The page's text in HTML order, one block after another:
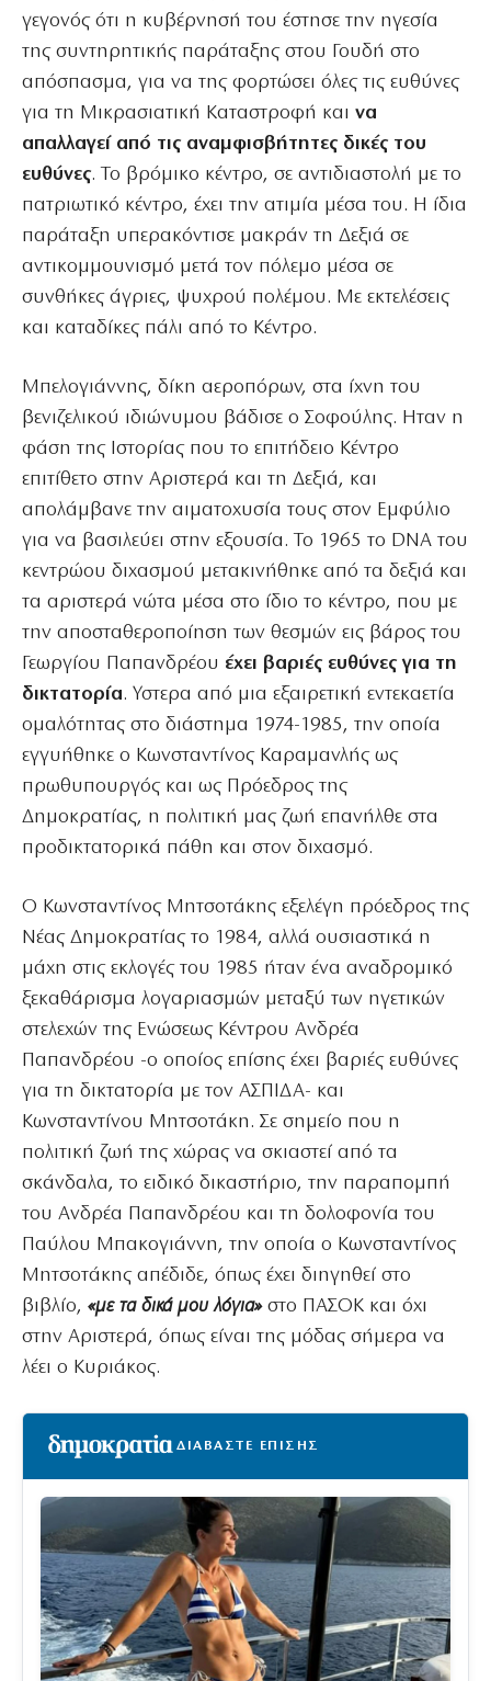
γεγονός ότι η κυβέρνησή του έστησε την ηγεσία
της συντηρητικής παράταξης στου Γουδή στο
απόσπασμα, για να της φορτώσει όλες τις ευθύνες
για τη Μικρασιατική Καταστροφή και να
απαλλαγεί από τις αναμφισβήτητες δικές του
ευθύνες. Το βρόμικο κέντρο, σε αντιδιαστολή με το
πατριωτικό κέντρο, έχει την ατιμία μέσα του. Η ίδια
παράταξη υπερακόντισε μακράν τη Δεξιά σε
αντικομμουνισμό μετά τον πόλεμο μέσα σε
συνθήκες άγριες, ψυχρού πολέμου. Με εκτελέσεις
και καταδίκες πάλι από το Κέντρο.
Μπελογιάννης, δίκη αεροπόρων, στα ίχνη του
βενιζελικού ιδιώνυμου βάδισε ο Σοφούλης. Ηταν η
φάση της Ιστορίας που το επιτήδειο Κέντρο
επιτίθετο στην Αριστερά και τη Δεξιά, και
απολάμβανε την αιματοχυσία τους στον Εμφύλιο
για να βασιλεύει στην εξουσία. Το 1965 το DNA του
κεντρώου διχασμού μετακινήθηκε από τα δεξιά και
τα αριστερά νώτα μέσα στο ίδιο το κέντρο, που με
την αποσταθεροποίηση των θεσμών εις βάρος του
Γεωργίου Παπανδρέου έχει βαριές ευθύνες για τη
δικτατορία. Υστερα από μια εξαιρετική εντεκαετία
ομαλότητας στο διάστημα 1974-1985, την οποία
εγγυήθηκε ο Κωνσταντίνος Καραμανλής ως
πρωθυπουργός και ως Πρόεδρος της
Δημοκρατίας, η πολιτική μας ζωή επανήλθε στα
προδικτατορικά πάθη και στον διχασμό.
Ο Κωνσταντίνος Μητσοτάκης εξελέγη πρόεδρος της
Νέας Δημοκρατίας το 1984, αλλά ουσιαστικά η
μάχη στις εκλογές του 1985 ήταν ένα αναδρομικό
ξεκαθάρισμα λογαριασμών μεταξύ των ηγετικών
στελεχών της Ενώσεως Κέντρου Ανδρέα
Παπανδρέου -ο οποίος επίσης έχει βαριές ευθύνες
για τη δικτατορία με τον ΑΣΠΙΔΑ- και
Κωνσταντίνου Μητσοτάκη. Σε σημείο που η
πολιτική ζωή της χώρας να σκιαστεί από τα
σκάνδαλα, το ειδικό δικαστήριο, την παραπομπή
του Ανδρέα Παπανδρέου και τη δολοφονία του
Παύλου Μπακογιάννη, την οποία ο Κωνσταντίνος
Μητσοτάκης απέδιδε, όπως έχει διηγηθεί στο
βιβλίο, «με τα δικά μου λόγια»στο ΠΑΣΟΚ και όχι
στην Αριστερά, όπως είναι της μόδας σήμερα να
λέει ο Κυριάκος.
ΔΙΑΒΑΣΤΕ ΕΠΙΣΗΣ